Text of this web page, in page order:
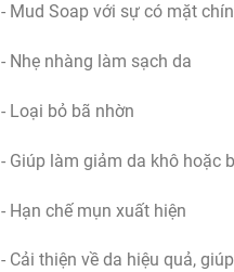
- Mud Soap với sự có mặt
- Nhẹ nhàng làm sạch da
- Loại bỏ bã nhờn
- Giúp làm giảm da khô hoặc
- Hạn chế mụn xuất hiện
- Cải thiện về da hiệu quả,